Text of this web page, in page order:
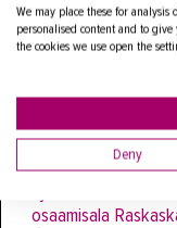
Joustava aloitus
osaamisala:
Joustava aloitus
osaamisala
We may place these for
personalised content and to
the cookies we use open the
Deny